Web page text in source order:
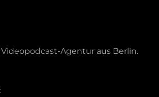
Agentur aus Berlin.